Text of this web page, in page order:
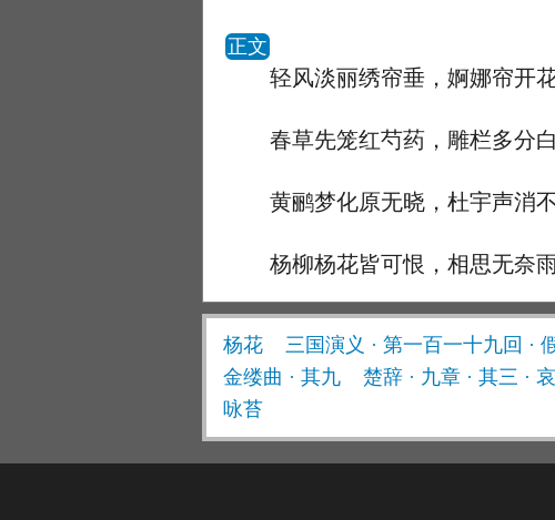
正文
轻风淡丽绣帘垂，婀娜帘开花
春草先笼红芍药，雕栏多分白
黄鹂梦化原无晓，杜宇声消不
杨柳杨花皆可恨，相思无奈雨
杨花 三国演义 · 第一百一十九回 ·
金缕曲 · 其九
楚辞 · 九章 · 其三 ·
咏苔